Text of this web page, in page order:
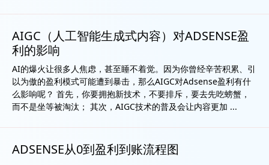
AIGC（人工智能生成式内容）对ADSENSE盈
利的影响
AI的爆火让很多人焦虑，甚至睡不着觉。因为你曾经辛苦积累、引
以为傲的盈利模式可能遭到暴击，那么AIGC对Adsense盈利有什
么影响呢？ 首先，你要拥抱新技术，不要排斥，要去先吃螃蟹，
而不是坐等被淘汰； 其次，AIGC技术的普及会让内容更加 ...
ADSENSE从0到盈利到账流程图